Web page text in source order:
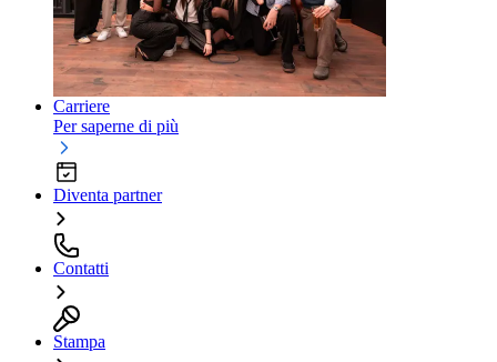
Carriere
Per saperne di più
Diventa partner
Contatti
Stampa